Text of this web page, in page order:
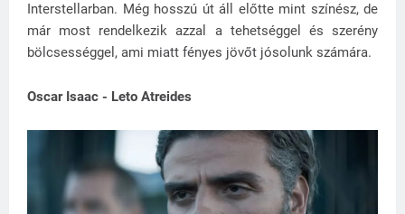
Interstellarban. Még hosszú út áll előtte mint színész, de
már most rendelkezik azzal a tehetséggel és szerény
bölcsességgel, ami miatt fényes jövőt jósolunk számára.
Oscar Isaac - Leto Atreides